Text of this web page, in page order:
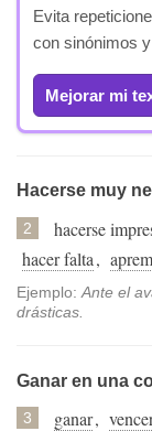
Evita
con sinónimos
Mejorar mi
Hacerse muy
2 hacerse
hacer falta,
Ejemplo: Ante el
drásticas.
Ganar en una
3 ganar,